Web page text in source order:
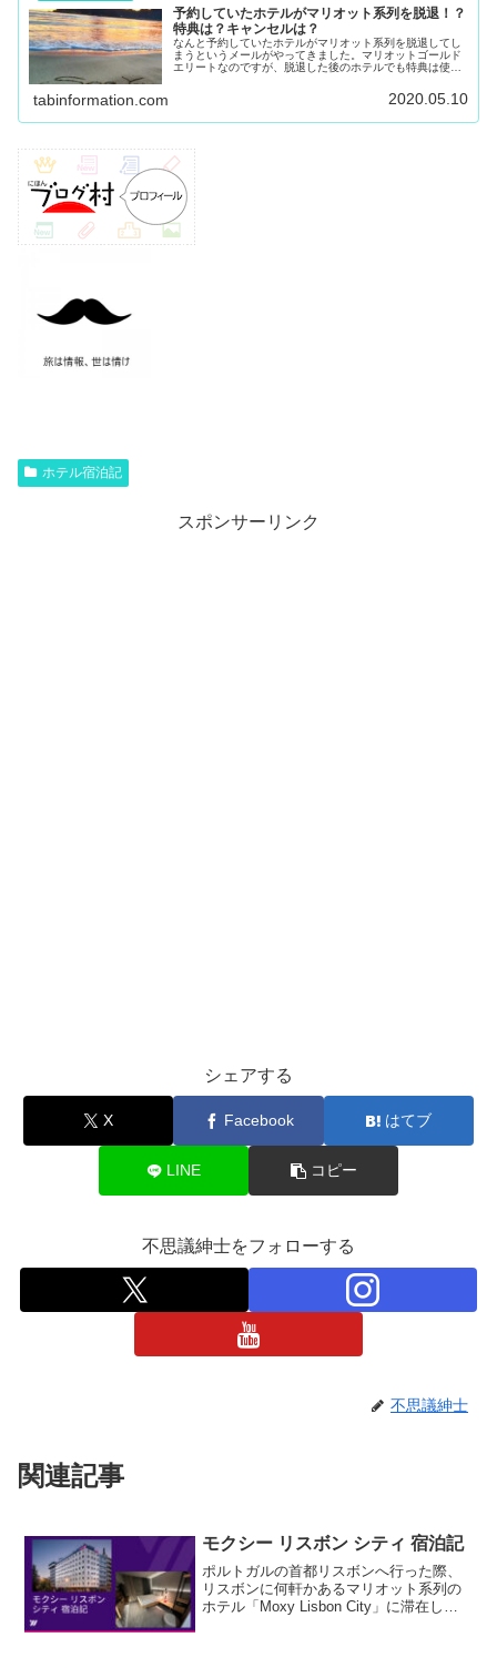
予約していたホテルがマリオット系列を脱退！？
特典は？キャンセルは？
なんと予約していたホテルがマリオット系列を脱退してし
まうというメールがやってきました。マリオットゴールド
エリートなのですが、脱退した後のホテルでも特典は使え
tabinformation.com 2020.05.10
ホテル宿泊記
スポンサーリンク
シェアする
X Facebook はてブ
LINE コピー
不思議紳士をフォローする
不思議紳士
関連記事
モクシー リスボン シティ 宿泊記
ポルトガルの首都リスボンへ行った際、
リスボンに何軒かあるマリオット系列の
ホテル「Moxy Lisbon City」に滞在しま